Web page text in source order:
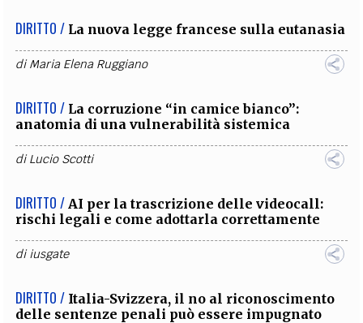
DIRITTO / La nuova legge francese sulla eutanasia
diMaria Elena Ruggiano
DIRITTO / La corruzione “in camice bianco”:
anatomia di una vulnerabilità sistemica
diLucio Scotti
DIRITTO / AI per la trascrizione delle videocall:
rischi legali e come adottarla correttamente
diiusgate
DIRITTO / Italia-Svizzera, il no al riconoscimento
delle sentenze penali può essere impugnato